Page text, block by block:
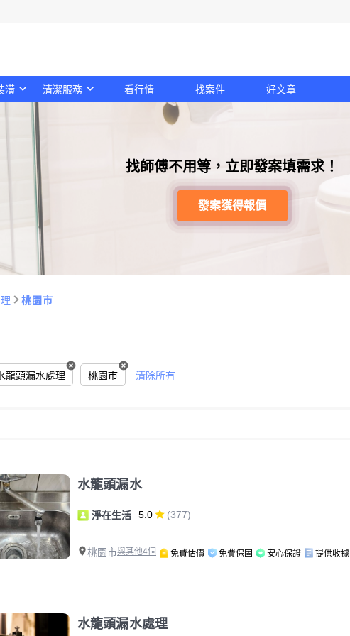
潢 清潔服務 看行情 找案件 好文章
找師傅不用等，立即發案填需求！
發案獲得報價
桃園市
龍頭漏水處理 桃園市 清除所有
水龍頭漏水
淨在生活 5.0 (377)
桃園市與其他4個 免費估價 免費保固 安心保證 提供收據
水龍頭漏水處理